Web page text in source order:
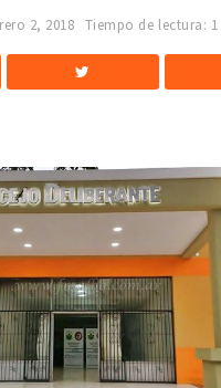
2, 2018 Tiempo de lectura: